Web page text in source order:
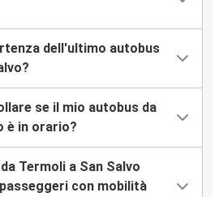
dell'ultimo autobus
se il mio autobus da
è in orario?
Termoli a San Salvo
con mobilità